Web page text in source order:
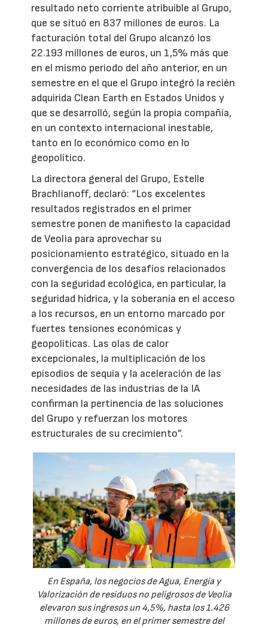
resultado neto corriente atribuible al Grupo,
que se situó en 837 millones de euros. La
facturación total del Grupo alcanzó los
22.193 millones de euros, un 1,5% más que
en el mismo periodo del año anterior, en un
semestre en el que el Grupo integró la recién
adquirida Clean Earth en Estados Unidos y
que se desarrolló, según la propia compañía,
en un contexto internacional inestable,
tanto en lo económico como en lo
geopolítico.
La directora general del Grupo, Estelle
Brachlianoff, declaró: “Los excelentes
resultados registrados en el primer
semestre ponen de manifiesto la capacidad
de Veolia para aprovechar su
posicionamiento estratégico, situado en la
convergencia de los desafíos relacionados
con la seguridad ecológica, en particular, la
seguridad hídrica, y la soberanía en el acceso
a los recursos, en un entorno marcado por
fuertes tensiones económicas y
geopolíticas. Las olas de calor
excepcionales, la multiplicación de los
episodios de sequía y la aceleración de las
necesidades de las industrias de la IA
confirman la pertinencia de las soluciones
del Grupo y refuerzan los motores
estructurales de su crecimiento”.
En España, los negocios de Agua, Energía y
Valorización de residuos no peligrosos de Veolia
elevaron sus ingresos un 4,5%, hasta los 1.426
millones de euros, en el primer semestre del